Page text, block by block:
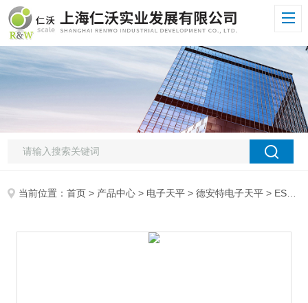
当前位置：首页 > 产品中心 > 电子天平 >德安特电子天平 > ES200分析天平哪里有卖 德安特ES200天平 200g千分位电子天平 1mg分析天平